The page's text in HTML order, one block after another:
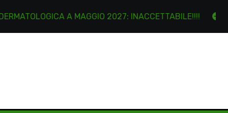
A MAGGIO 2027: INACCETTABILE!!!! Lettere